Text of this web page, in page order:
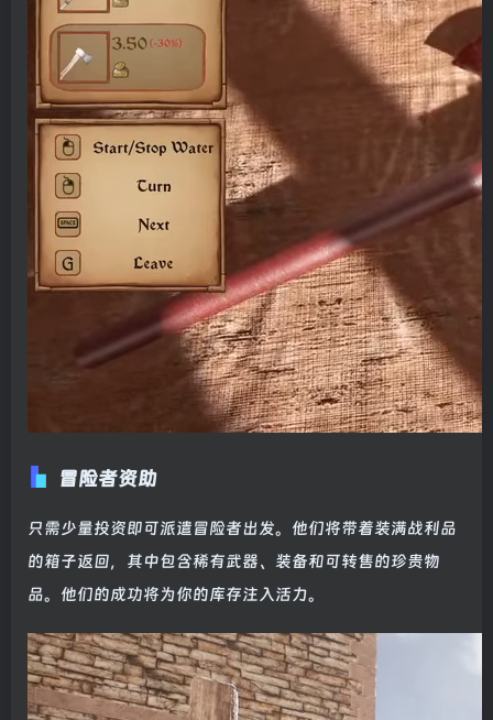
冒险者资助
只需少量投资即可派遣冒险者出发。他们将带着装满战利品
的箱子返回，其中包含稀有武器、装备和可转售的珍贵物
品。他们的成功将为你的库存注入活力。